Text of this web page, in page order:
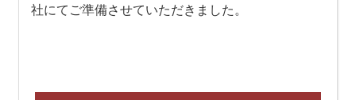
社にてご準備させていただきました。